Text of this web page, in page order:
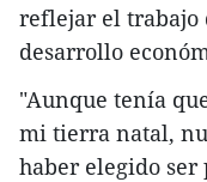
reflejar el trabajo
desarrollo
"Aunque tenía
mi tierra natal,
haber elegido